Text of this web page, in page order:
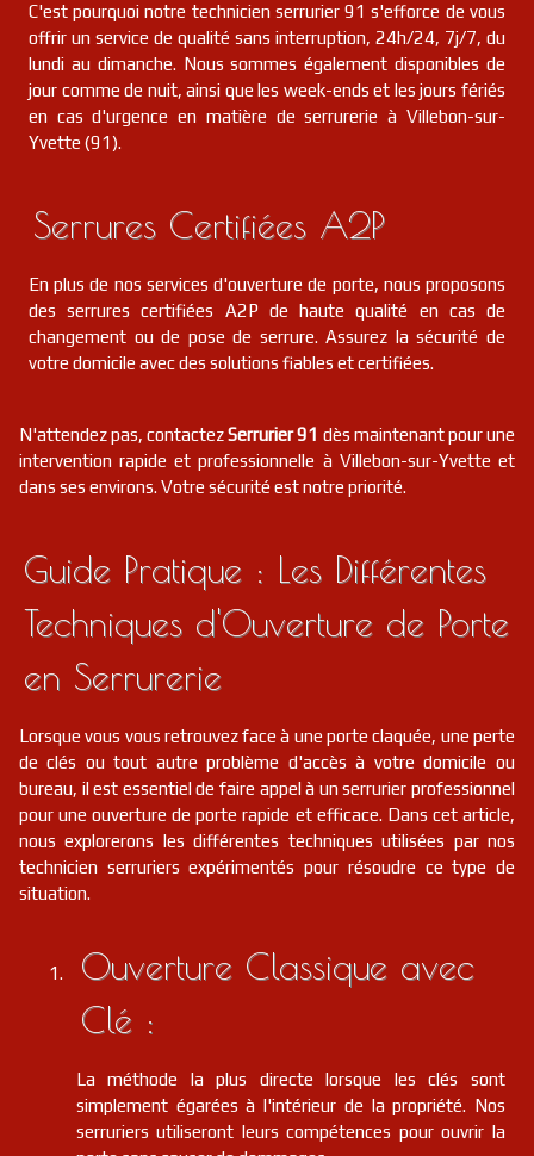
C'est pourquoi notre technicien serrurier 91 s'efforce de vous
offrir un service de qualité sans interruption, 24h/24, 7j/7, du
lundi au dimanche. Nous sommes également disponibles de
jour comme de nuit, ainsi que les week-ends et les jours fériés
en cas d'urgence en matière de serrurerie à Villebon-sur-
Yvette (91).
Serrures Certifiées A2P
En plus de nos services d'ouverture de porte, nous proposons
des serrures certifiées A2P de haute qualité en cas de
changement ou de pose de serrure. Assurez la sécurité de
votre domicile avec des solutions fiables et certifiées.
N'attendez pas, contactezSerrurier 91 dès maintenant pour une
intervention rapide et professionnelle à Villebon-sur-Yvette et
dans ses environs. Votre sécurité est notre priorité.
Guide Pratique : Les Différentes
Techniques d'Ouverture de Porte
en Serrurerie
Lorsque vous vous retrouvez face à une porte claquée, une perte
de clés ou tout autre problème d'accès à votre domicile ou
bureau, il est essentiel de faire appel à un serrurier professionnel
pour une ouverture de porte rapide et efficace. Dans cet article,
nous explorerons les différentes techniques utilisées par nos
technicien serruriers expérimentés pour résoudre ce type de
situation.
Ouverture Classique avec
Clé :
La méthode la plus directe lorsque les clés sont
simplement égarées à l'intérieur de la propriété. Nos
serruriers utiliseront leurs compétences pour ouvrir la